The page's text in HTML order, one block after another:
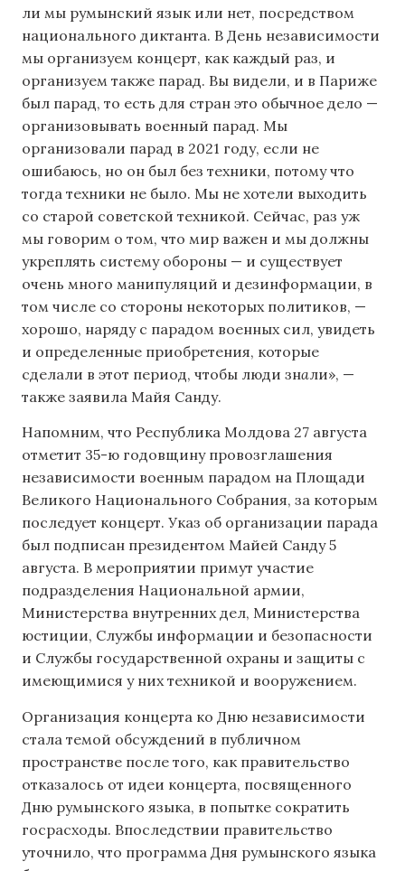
ли мы румынский язык или нет, посредством
национального диктанта. В День независимости
мы организуем концерт, как каждый раз, и
организуем также парад. Вы видели, и в Париже
был парад, то есть для стран это обычное дело —
организовывать военный парад. Мы
организовали парад в 2021 году, если не
ошибаюсь, но он был без техники, потому что
тогда техники не было. Мы не хотели выходить
со старой советской техникой. Сейчас, раз уж
мы говорим о том, что мир важен и мы должны
укреплять систему обороны — и существует
очень много манипуляций и дезинформации, в
том числе со стороны некоторых политиков, —
хорошо, наряду с парадом военных сил, увидеть
и определенные приобретения, которые
сделали в этот период, чтобы люди знали», —
также заявила Майя Санду.
Напомним, что Республика Молдова 27 августа
отметит 35-ю годовщину провозглашения
независимости военным парадом на Площади
Великого Национального Собрания, за которым
последует концерт. Указ об организации парада
был подписан президентом Майей Санду 5
августа. В мероприятии примут участие
подразделения Национальной армии,
Министерства внутренних дел, Министерства
юстиции, Службы информации и безопасности
и Службы государственной охраны и защиты с
имеющимися у них техникой и вооружением.
Организация концерта ко Дню независимости
стала темой обсуждений в публичном
пространстве после того, как правительство
отказалось от идеи концерта, посвященного
Дню румынского языка, в попытке сократить
госрасходы. Впоследствии правительство
уточнило, что программа Дня румынского языка